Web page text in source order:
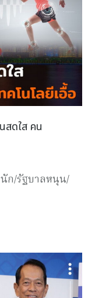
สดใส คน
ก/รัฐบาลหนุน/